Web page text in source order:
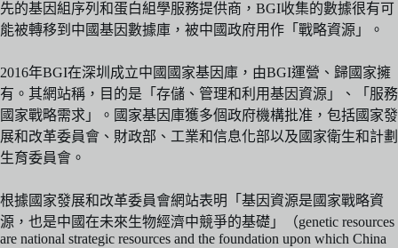
先的基因組序列和蛋白組學服務提供商，BGI收集的數據很有可
能被轉移到中國基因數據庫，被中國政府用作「戰略資源」。
2016年BGI在深圳成立中國國家基因庫，由BGI運營、歸國家擁
有。其網站稱，目的是「存儲、管理和利用基因資源」、「服務
國家戰略需求」。國家基因庫獲多個政府機構批准，包括國家發
展和改革委員會、財政部、工業和信息化部以及國家衛生和計劃
生育委員會。
根據國家發展和改革委員會網站表明「基因資源是國家戰略資
源，也是中國在未來生物經濟中競爭的基礎」（genetic resources
are national strategic resources and the foundation upon which China